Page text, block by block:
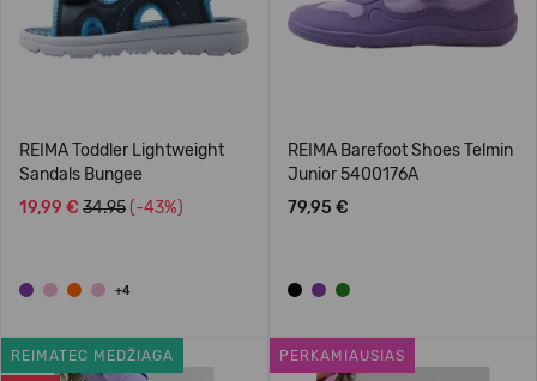
REIMA Toddler Lightweight
Sandals Bungee
19,99 € 34.95 (-43%)
+4
REIMA Barefoot Shoes Telmin
Junior 5400176A
79,95 €
REIMATEC MEDŽIAGA PERKAMIAUSIAS